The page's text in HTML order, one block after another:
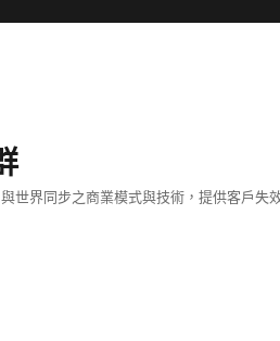
世界同步之商業模式與技術，提供客戶